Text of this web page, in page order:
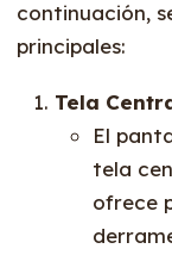
continuación,
principales:
Tela
El
tela
ofrece